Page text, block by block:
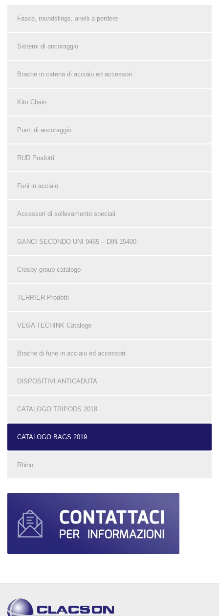
Fasce, roundslings, anelli a perdere
Sistemi di ancoraggio
Brache in catena di acciaio ed accessori
Kito Chain
Punti di ancoraggio
RUD Prodotti
Funi in acciaio
Accessori di sollevamento speciali
GANCI SECONDO UNI 9465 – DIN 15400
Crosby group catalogo
TERRIER Prodotti
VEGA TECHINK Catalogo
Brache di fune in acciaio ed accessori
DISPOSITIVI ANTICADUTA
CATALOGO TRIPODS 2018
CATALOGO BAGS 2019
Rhino